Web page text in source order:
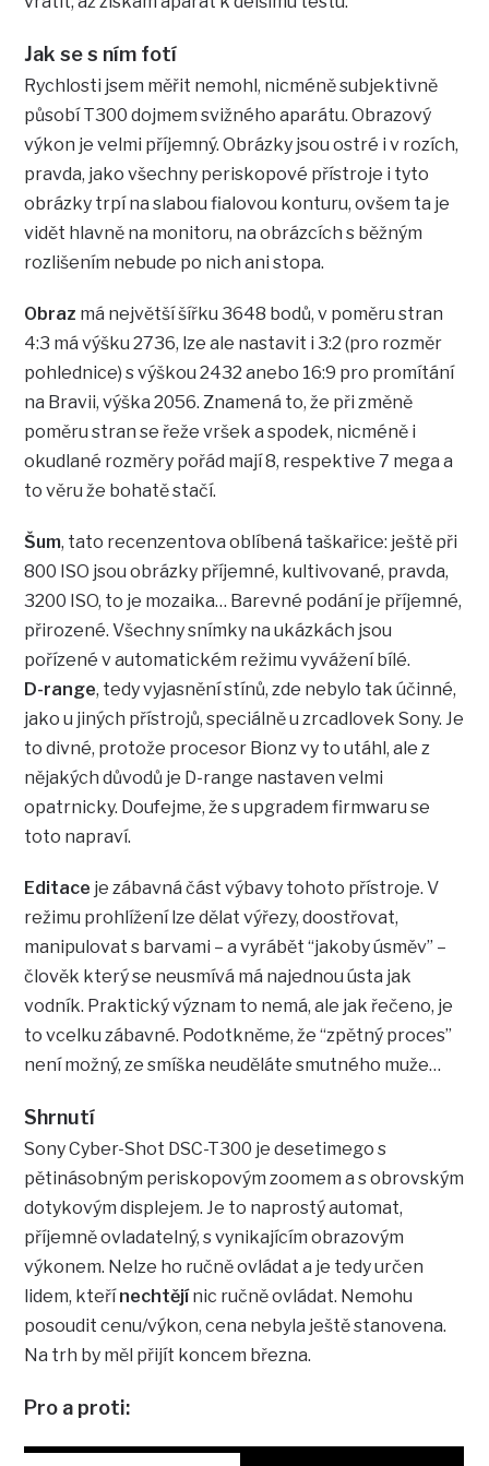
Jak se s ním fotí
Rychlosti jsem měřit nemohl, nicméně subjektivně
působí T300 dojmem svižného aparátu. Obrazový
výkon je velmi příjemný. Obrázky jsou ostré i v rozích,
pravda, jako všechny periskopové přístroje i tyto
obrázky trpí na slabou fialovou konturu, ovšem ta je
vidět hlavně na monitoru, na obrázcích s běžným
rozlišením nebude po nich ani stopa.
Obraz má největší šířku 3648 bodů, v poměru stran
4:3 má výšku 2736, lze ale nastavit i 3:2 (pro rozměr
pohlednice) s výškou 2432 anebo 16:9 pro promítání
na Bravii, výška 2056. Znamená to, že při změně
poměru stran se řeže vršek a spodek, nicméně i
okudlané rozměry pořád mají 8, respektive 7 mega a
to věru že bohatě stačí.
Šum, tato recenzentova oblíbená taškařice: ještě při
800 ISO jsou obrázky příjemné, kultivované, pravda,
3200 ISO, to je mozaika… Barevné podání je příjemné,
přirozené. Všechny snímky na ukázkách jsou
pořízené v automatickém režimu vyvážení bílé.
D-range, tedy vyjasnění stínů, zde nebylo tak účinné,
jako u jiných přístrojů, speciálně u zrcadlovek Sony. Je
to divné, protože procesor Bionz vy to utáhl, ale z
nějakých důvodů je D-range nastaven velmi
opatrnicky. Doufejme, že s upgradem firmwaru se
toto napraví.
Editace je zábavná část výbavy tohoto přístroje. V
režimu prohlížení lze dělat výřezy, doostřovat,
manipulovat s barvami – a vyrábět “jakoby úsměv” –
člověk který se neusmívá má najednou ústa jak
vodník. Praktický význam to nemá, ale jak řečeno, je
to vcelku zábavné. Podotkněme, že “zpětný proces”
není možný, ze smíška neuděláte smutného muže…
Shrnutí
Sony Cyber-Shot DSC-T300 je desetimego s
pětinásobným periskopovým zoomem a s obrovským
dotykovým displejem. Je to naprostý automat,
příjemně ovladatelný, s vynikajícím obrazovým
výkonem. Nelze ho ručně ovládat a je tedy určen
lidem, kteřínechtějínic ručně ovládat. Nemohu
posoudit cenu/výkon, cena nebyla ještě stanovena.
Na trh by měl přijít koncem března.
Pro a proti: